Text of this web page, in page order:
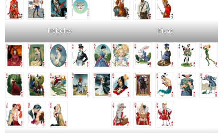
Treboles Picas